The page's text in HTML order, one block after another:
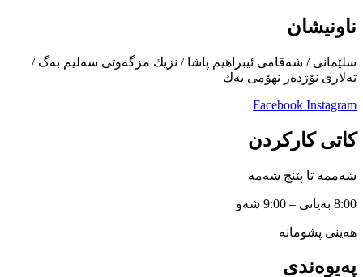
ناونیشان
سلێمانی / شەقامی ئیبراهیم پاشا / نزیك مزگەوتی سەلیم بەگ /
تەلاری نۆژدەر نهۆمی یەك
Facebook Instagram
کاتی کارکردن
شەممە تا پێنج شەمە
8:00 بەیانی – 9:00 شەو
هەینی پشومانە
پەیوەندی